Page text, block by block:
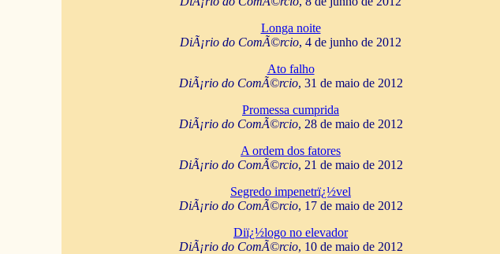
Longa noite
DiÃ¡rio do ComÃ©rcio, 4 de junho de 2012
Ato falho
DiÃ¡rio do ComÃ©rcio, 31 de maio de 2012
Promessa cumprida
DiÃ¡rio do ComÃ©rcio, 28 de maio de 2012
A ordem dos fatores
DiÃ¡rio do ComÃ©rcio, 21 de maio de 2012
Segredo impenetrï¿½vel
DiÃ¡rio do ComÃ©rcio, 17 de maio de 2012
Diï¿½logo no elevador
DiÃ¡rio do ComÃ©rcio, 10 de maio de 2012